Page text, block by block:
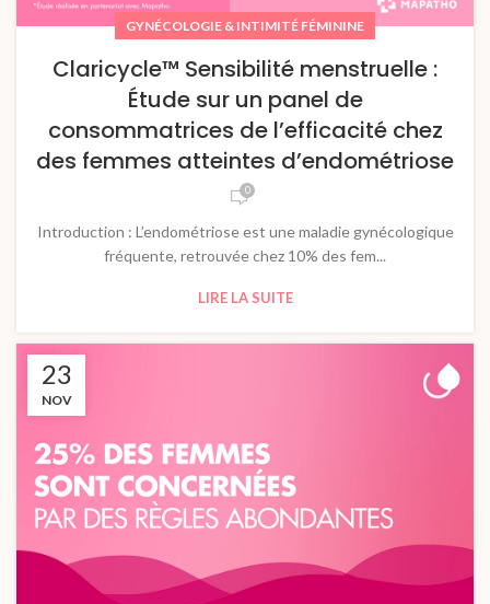
GYNÉCOLOGIE & INTIMITÉ FÉMININE
Claricycle™ Sensibilité menstruelle :
Étude sur un panel de
consommatrices de l’efficacité chez
des femmes atteintes d’endométriose
0
Introduction : L’endométriose est une maladie gynécologique
fréquente, retrouvée chez 10% des fem...
LIRE LA SUITE
23
NOV